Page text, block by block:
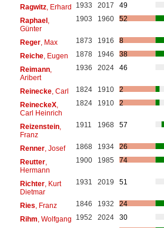
Ragwitz, Erhard 1933 2017
49
Raphael,
Günter
1903 1960 52
Reger, Max 1873 1916
8
Reiche, Eugen 1878 1946
38
Reimann,
Aribert
1936 2024 46
Reinecke, Carl 1824 1910
2
ReineckeX,
Carl Heinrich
1824 1910 2
Reizenstein,
Franz
1911 1968 57
Renner, Josef 1868 1934
26
Reutter,
Hermann
1900 1985 74
Richter, Kurt
Dietmar
1931 2019 51
Ries , Franz 1846 1932
24
Rihm , Wolfgang 1952 2024
30